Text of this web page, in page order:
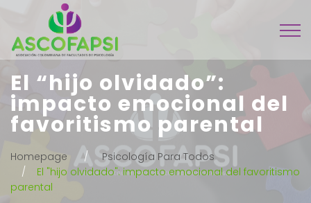
El “hijo olvidado”:
impacto emocional del
favoritismo parental
Homepage
Psicología Para Todos
El "hijo olvidado": impacto emocional del favoritismo
parental